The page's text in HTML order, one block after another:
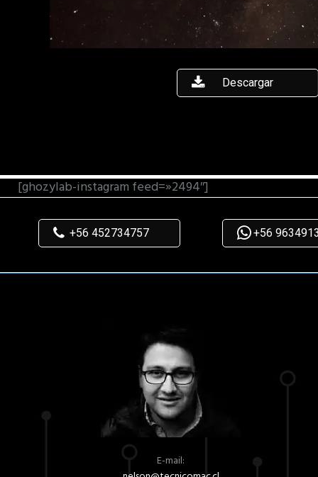
Descargar
[ghozylab-instagram feed=»2494″]
+56 452734757 +56
E-mail: